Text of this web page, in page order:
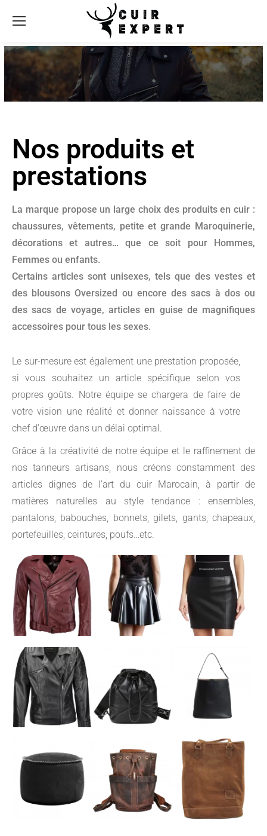
Nos produits et
prestations
La marque propose un large choix des produits en cuir :
chaussures, vêtements, petite et grande Maroquinerie,
décorations et autres… que ce soit pour Hommes,
Femmes ou enfants.
Certains articles sont unisexes, tels que des vestes et
des blousons Oversized ou encore des sacs à dos ou
des sacs de voyage, articles en guise de magnifiques
accessoires pour tous les sexes.
Le sur-mesure est également une prestation proposée,
si vous souhaitez un article spécifique selon vos
propres goûts. Notre équipe se chargera de faire de
votre vision une réalité et donner naissance à votre
chef d’œuvre dans un délai optimal.
Grâce à la créativité de notre équipe et le raffinement de
nos tanneurs artisans, nous créons constamment des
articles dignes de l’art du cuir Marocain, à partir de
matières naturelles au style tendance : ensembles,
pantalons, babouches, bonnets, gilets, gants, chapeaux,
portefeuilles, ceintures, poufs…etc.